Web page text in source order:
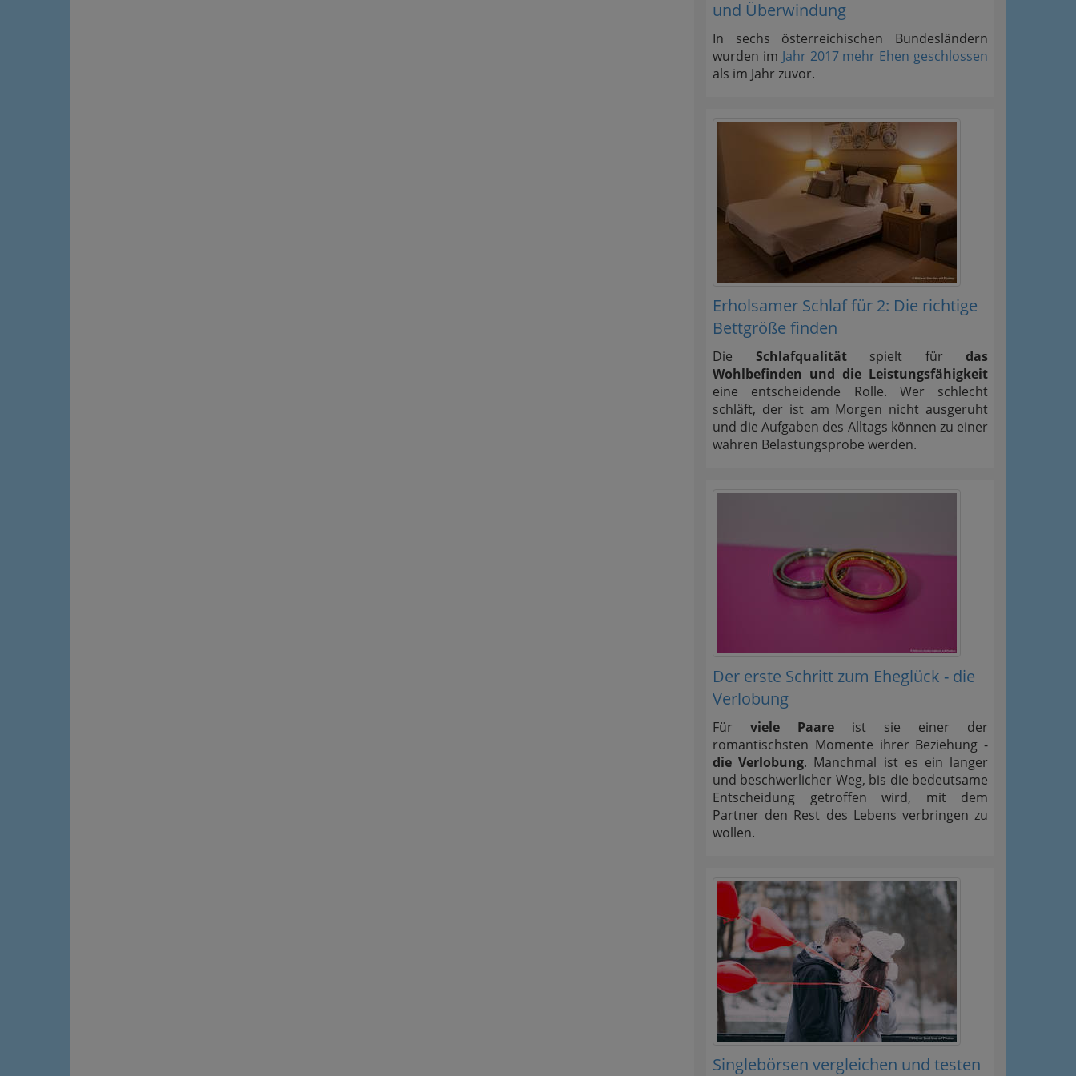
und Überwindung
In sechs österreichischen Bundesländern
wurden im Jahr 2017 mehr Ehen geschlossen
als im Jahr zuvor.
Erholsamer Schlaf für 2: Die richtige
Bettgröße finden
Die Schlafqualitätspielt für das
Wohlbefinden und die Leistungsfähigkeit
eine entscheidende Rolle. Wer schlecht
schläft, der ist am Morgen nicht ausgeruht
und die Aufgaben des Alltags können zu einer
wahren Belastungsprobe werden.
Der erste Schritt zum Eheglück - die
Verlobung
Für viele Paare ist sie einer der
romantischsten Momente ihrer Beziehung -
die Verlobung. Manchmal ist es ein langer
und beschwerlicher Weg, bis die bedeutsame
Entscheidung getroffen wird, mit dem
Partner den Rest des Lebens verbringen zu
wollen.
Singlebörsen vergleichen und testen